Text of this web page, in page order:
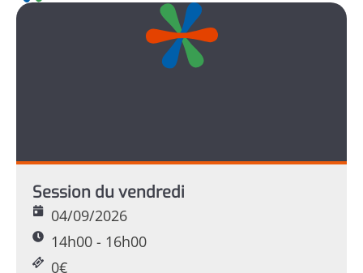
Session du vendredi
04/09/2026
14h00 - 16h00
0€